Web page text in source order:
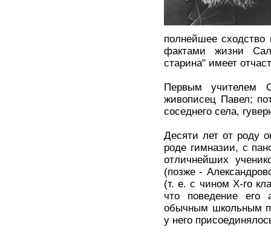
полнейшее
фактами жизни
старина" имеет
Первым учителем
живописец Павел;
соседнего села,
Десяти лет от роду
роде гимназии, с
отличнейших
(позже -
(т. е. с чином X-го
что поведение его
обычным школьным
у него